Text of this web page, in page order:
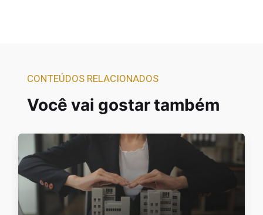
CONTEÚDOS RELACIONADOS
Você vai gostar também